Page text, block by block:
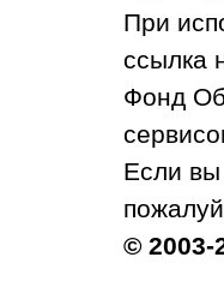
При
ссылка
Фонд
Если вы
©